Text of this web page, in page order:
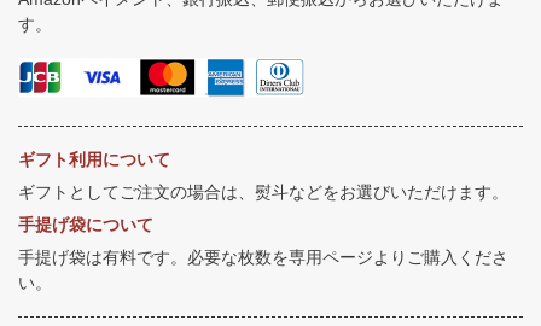
す。
ギフト利用について
ギフトとしてご注文の場合は、熨斗などをお選びいただけます。
手提げ袋について
手提げ袋は有料です。必要な枚数を専用ページよりご購入くださ
い。